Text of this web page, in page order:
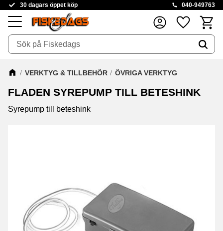
Meny
30 dagars öppet köp 040-949763
Favoriter
VERKTYG & TILLBEHÖR ÖVRIGA VERKTYG
FLADEN SYREPUMP TILL BETESHINK
Syrepump till beteshink